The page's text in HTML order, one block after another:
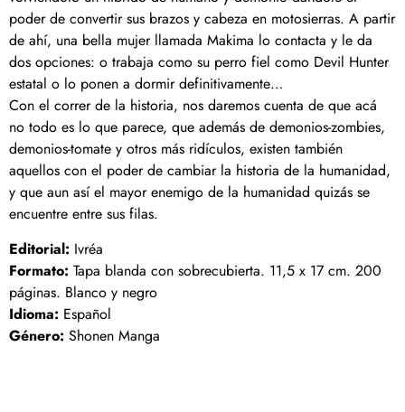
poder de convertir sus brazos y cabeza en motosierras. A partir
de ahí, una bella mujer llamada Makima lo contacta y le da
dos opciones: o trabaja como su perro fiel como Devil Hunter
estatal o lo ponen a dormir definitivamente…
Con el correr de la historia, nos daremos cuenta de que acá
no todo es lo que parece, que además de demonios-zombies,
demonios-tomate y otros más ridículos, existen también
aquellos con el poder de cambiar la historia de la humanidad,
y que aun así el mayor enemigo de la humanidad quizás se
encuentre entre sus filas.
Editorial: Ivréa
Formato: Tapa blanda con sobrecubierta. 11,5 x 17 cm. 200
páginas. Blanco y negro
Idioma: Español
Género: Shonen Manga